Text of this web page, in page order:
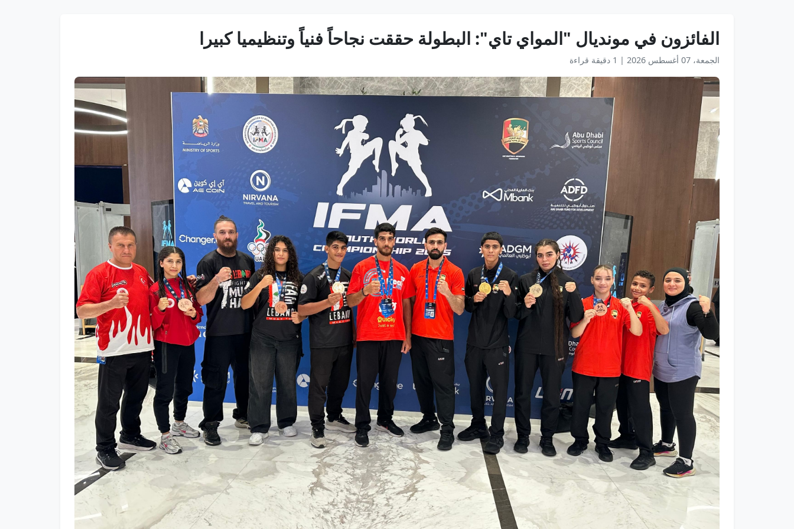
الفائزون في مونديال "المواي تاي": البطولة حققت نجاحاً فنياً وتنظيميا كبيرا
الجمعة، 07 أغسطس 2026 | 1 دقيقة قراءة